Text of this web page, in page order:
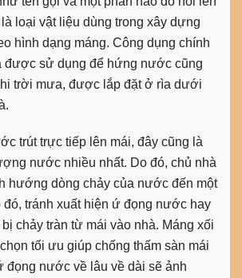
loại vật liệu dùng trong xây dựng
hình dạng máng. Công dụng chính
được sử dụng để hứng nước cũng
trời mưa, được lắp đặt ở rìa dưới
trút trực tiếp lên mái, đây cũng là
nước nhiều nhất. Do đó, chủ nhà
hướng dòng chảy của nước đến một
đó, tránh xuất hiện ứ đọng nước hay
chảy tràn từ mái vào nhà. Máng xối
tối ưu giúp chống thấm sàn mái
đọng nước về lâu về dài sẽ ảnh